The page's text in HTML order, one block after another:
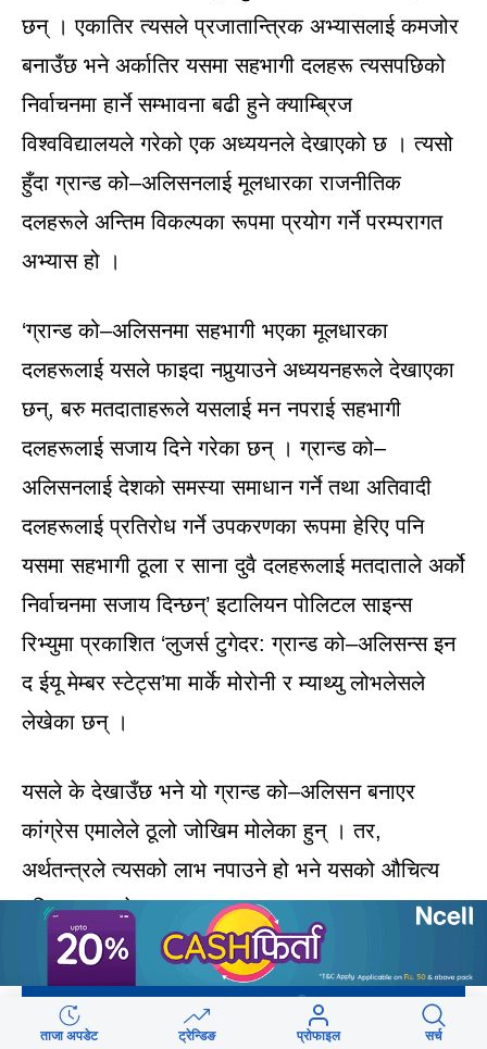
छन् । एकातिर त्यसले प्रजातान्त्रिक अभ्यासलाई कमजोर
बनाउँछ भने अर्कातिर यसमा सहभागी दलहरू त्यसपछिको
निर्वाचनमा हार्ने सम्भावना बढी हुने क्याम्ब्रिज
विश्वविद्यालयले गरेको एक अध्ययनले देखाएको छ । त्यसो
हुँदा ग्रान्ड को–अलिसनलाई मूलधारका राजनीतिक
दलहरूले अन्तिम विकल्पका रूपमा प्रयोग गर्ने परम्परागत
अभ्यास हो ।
‘ग्रान्ड को–अलिसनमा सहभागी भएका मूलधारका
दलहरूलाई यसले फाइदा नपुर्‍याउने अध्ययनहरूले देखाएका
छन्, बरु मतदाताहरूले यसलाई मन नपराई सहभागी
दलहरूलाई सजाय दिने गरेका छन् । ग्रान्ड को–
अलिसनलाई देशको समस्या समाधान गर्ने तथा अतिवादी
दलहरूलाई प्रतिरोध गर्ने उपकरणका रूपमा हेरिए पनि
यसमा सहभागी ठूला र साना दुवै दलहरूलाई मतदाताले अर्को
निर्वाचनमा सजाय दिन्छन्’ इटालियन पोलिटल साइन्स
रिभ्युमा प्रकाशित ‘लुजर्स टुगेदर: ग्रान्ड को–अलिसन्स इन
द ईयू मेम्बर स्टेट्स’मा मार्के मोरोनी र म्याथ्यु लोभलेसले
लेखेका छन् ।
यसले के देखाउँछ भने यो ग्रान्ड को–अलिसन बनाएर
कांग्रेस एमालेले ठूलो जोखिम मोलेका हुन् । तर,
अर्थतन्त्रले त्यसको लाभ नपाउने हो भने यसको औचित्य
पनि समाप्त हुनेछ ।
ताजा अपडेट ट्रेन्डिङ प्रोफाइल सर्च